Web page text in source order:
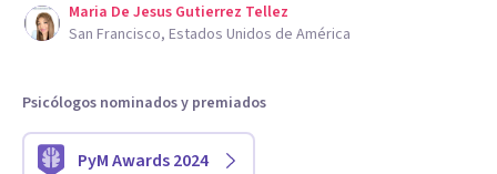
Maria De Jesus Gutierrez Tellez
San Francisco, Estados Unidos de América
Psicólogos nominados y premiados
PyM Awards 2024